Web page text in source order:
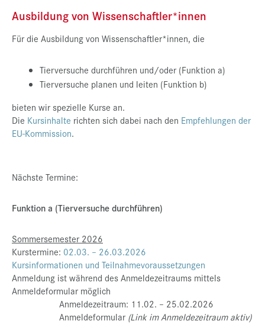
Ausbildung von Wissenschaftler*innen
Für die Ausbildung von Wissenschaftler*innen, die
Tierversuche durchführen und/oder (Funktion a)
Tierversuche planen und leiten (Funktion b)
bieten wir spezielle Kurse an.
Die Kursinhalte richten sich dabei nach den Empfehlungen der
EU-Kommission.
Nächste Termine:
Funktion a (Tierversuche durchführen)
Sommersemester 2026
Kurstermine: 02.03. – 26.03.2026
Kursinformationen und Teilnahmevoraussetzungen
Anmeldung ist während des Anmeldezeitraums mittels
Anmeldeformular möglich
Anmeldezeitraum: 11.02. – 25.02.2026
Anmeldeformular (Link im Anmeldezeitraum aktiv)